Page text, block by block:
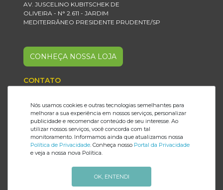
AV. JUSCELINO KUBITSCHEK DE
OLIVEIRA - N° 2.611 - JARDIM
MEDITERRÂNEO PRESIDENTE PRUDENTE/SP
CONHEÇA NOSSA LOJA
CONTATO
18 2101.6199
18 99821.6674
PARCEIROS
Nós usamos cookies e outras tecnologias semelhantes para
melhorar a sua experiência em nossos serviços, personalizar
publicidade e recomendar conteúdo de seu interesse. Ao
utilizar nossos serviços, você concorda com tal
monitoramento. Informamos ainda que atualizamos nossa
Política de Privacidade. Conheça nosso Portal da Privacidade
e veja a nossa nova Política.
OK, ENTENDI